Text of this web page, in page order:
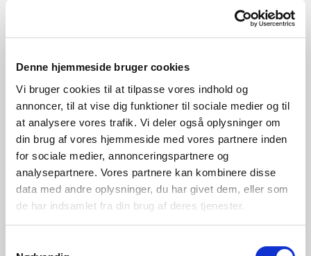
Denne hjemmeside bruger cookies
Vi bruger cookies til at tilpasse vores indhold og
annoncer, til at vise dig funktioner til sociale medier og til
at analysere vores trafik. Vi deler også oplysninger om
din brug af vores hjemmeside med vores partnere inden
for sociale medier, annonceringspartnere og
analysepartnere. Vores partnere kan kombinere disse
data med andre oplysninger, du har givet dem, eller som
de har indsamlet fra din brug af deres tjenester.